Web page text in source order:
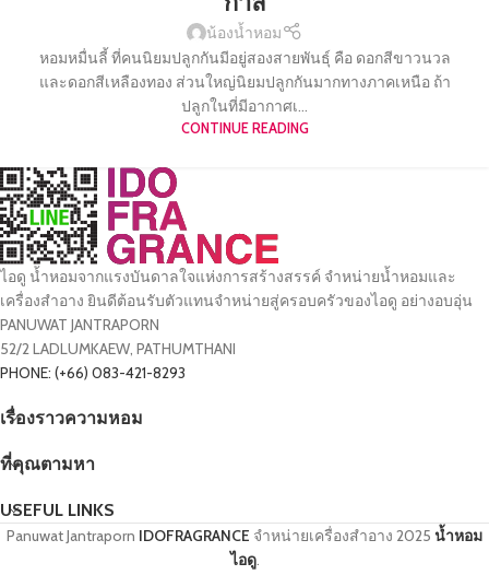
น้องน้ำหอม
หอมหมื่นลี้ ที่คนนิยมปลูกกันมีอยู่สองสายพันธุ์ คือ ดอกสีขาวนวล
และดอกสีเหลืองทอง ส่วนใหญ่นิยมปลูกกันมากทางภาคเหนือ ถ้า
ปลูกในที่มีอากาศเ...
CONTINUE READING
ไอดู น้ำหอมจากแรงบันดาลใจแห่งการสร้างสรรค์ จำหน่ายน้ำหอมและ
เครื่องสำอาง ยินดีต้อนรับตัวแทนจำหน่ายสู่ครอบครัวของไอดู อย่างอบอุ่น
PANUWAT JANTRAPORN
52/2 LADLUMKAEW, PATHUMTHANI
PHONE: (+66) 083-421-8293
เรื่องราวความหอม
ที่คุณตามหา
USEFUL LINKS
Panuwat Jantraporn IDOFRAGRANCE จำหน่ายเครื่องสำอาง 2025 น้ำหอม
ไอดู.